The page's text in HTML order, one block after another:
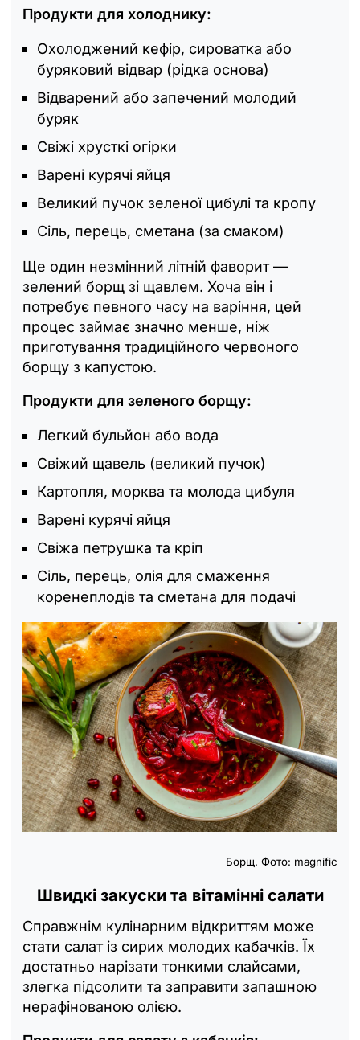
Продукти для холоднику:
Охолоджений кефір, сироватка або
буряковий відвар (рідка основа)
Відварений або запечений молодий
буряк
Свіжі хрусткі огірки
Варені курячі яйця
Великий пучок зеленої цибулі та кропу
Сіль, перець, сметана (за смаком)
Ще один незмінний літній фаворит —
зелений борщ зі щавлем. Хоча він і
потребує певного часу на варіння, цей
процес займає значно менше, ніж
приготування традиційного червоного
борщу з капустою.
Продукти для зеленого борщу:
Легкий бульйон або вода
Свіжий щавель (великий пучок)
Картопля, морква та молода цибуля
Варені курячі яйця
Свіжа петрушка та кріп
Сіль, перець, олія для смаження
коренеплодів та сметана для подачі
Борщ. Фото: magnific
Швидкі закуски та вітамінні салати
Справжнім кулінарним відкриттям може
стати салат із сирих молодих кабачків. Їх
достатньо нарізати тонкими слайсами,
злегка підсолити та заправити запашною
нерафінованою олією.